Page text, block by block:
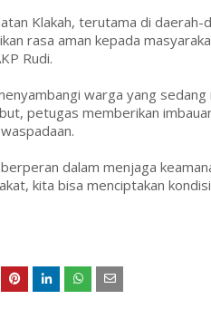
Klakah, terutama di daerah-
rasa aman kepada
Rudi.
warga yang sedang
petugas memberikan
dalam menjaga
kita bisa menciptakan